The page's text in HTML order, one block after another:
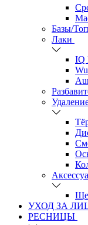
Базы/
Лаки
IQ
УХОД ЗА
РЕСНИЦЫ